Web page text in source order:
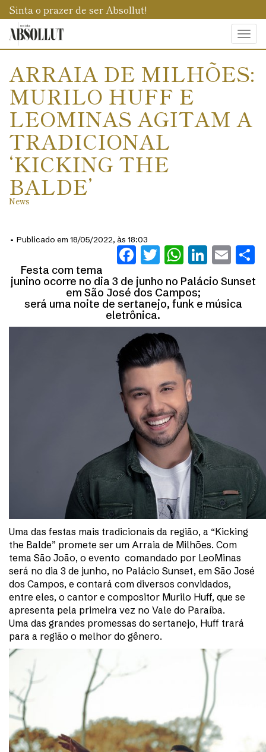
Sinta o prazer de ser Absollut!
ARRAIA DE MILHÕES:
MURILO HUFF E
LEOMINAS AGITAM A
TRADICIONAL
‘KICKING THE
BALDE’
News
• Publicado em 18/05/2022, às 18:03
Facebook
Twitter
Festa com tema
junino ocorre no dia 3 de junho no Palácio Sunset
em São José dos Campos;
será uma noite de sertanejo, funk e música
eletrônica.
Uma das festas mais tradicionais da região, a “Kicking
the Balde” promete ser um Arraia de Milhões. Com
tema São João, o evento comandado por LeoMinas
será no dia 3 de junho, no Palácio Sunset, em São José
dos Campos, e contará com diversos convidados,
entre eles, o cantor e compositor Murilo Huff, que se
apresenta pela primeira vez no Vale do Paraíba.
Uma das grandes promessas do sertanejo, Huff trará
para a região o melhor do gênero.